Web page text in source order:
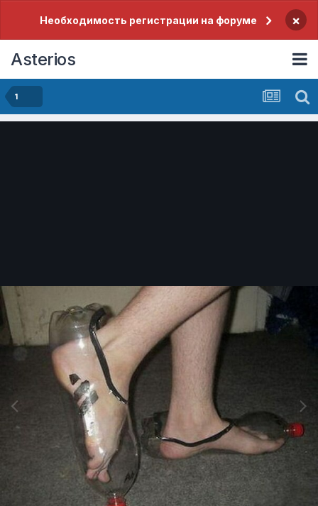
Необходимость регистрации на форуме ×
Asterios
1